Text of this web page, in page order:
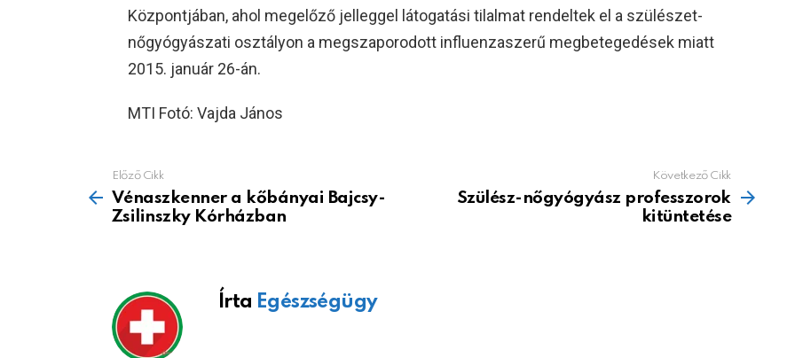
Központjában, ahol megelőző jelleggel látogatási tilalmat rendeltek el a szülészet-
nőgyógyászati osztályon a megszaporodott influenzaszerű megbetegedések miatt
2015. január 26-án.
MTI Fotó: Vajda János
more
Előző Cikk
Vénaszkenner a kőbányai Bajcsy-
Zsilinszky Kórházban
Következő Cikk
Szülész-nőgyógyász professzorok
kitüntetése
Írta Egészségügy